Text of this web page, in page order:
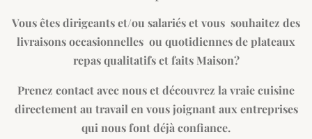
Vous êtes dirigeants et/ou salariés et vous souhaitez des
livraisons occasionnelles ou quotidiennes de plateaux
repas qualitatifs et faits Maison?
Prenez contact avec nous et découvrez la vraie cuisine
directement au travail en vous joignant aux entreprises
qui nous font déjà confiance.